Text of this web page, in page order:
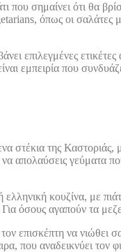
που σημαίνει ότι θα
όπως οι σαλάτες
επιλεγμένες
εμπειρία που
στέκια της
απολαύσεις γεύματα
κουζίνα, με
όσους αγαπούν τα
επισκέπτη να νιώθει
που αναδεικνύει τον